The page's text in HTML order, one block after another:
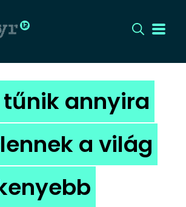
CÍMLAP
DIZÁJN
DIVAT
HIP
tűnik annyira
a világ